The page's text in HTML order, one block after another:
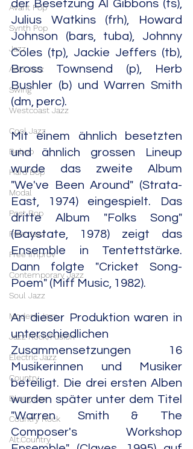
Avant Pop
Synth Pop
Jazz
Acid Jazz
Swing
Westcoast Jazz
Cool Jazz
Bebop
Hard Bop
Modal
Post Bop
Free Jazz
Free Improv
Contemporary Jazz
Soul Jazz
Modern Jazz
Jazz Rock/Fusion
Electric Jazz
Country
Bluegrass
Country Rock
Alt.Country
der Besetzung Al Gibbons (ts),
Julius Watkins (frh), Howard
Johnson (bars, tuba), Johnny
Coles (tp), Jackie Jeffers (tb),
Bross Townsend (p), Herb
Bushler (b) und Warren Smith
(dm, perc).
Mit einem ähnlich besetzten
und ähnlich grossen Lineup
wurde das zweite Album
"We've Been Around" (Strata-
East, 1974) eingespielt. Das
dritte Album "Folks Song"
(Baystate, 1978) zeigt das
Ensemble in Tentettstärke.
Dann folgte "Cricket Song-
Poem" (Miff Music, 1982).
An dieser Produktion waren in
unterschiedlichen
Zusammensetzungen 16
Musikerinnen und Musiker
beteiligt. Die drei ersten Alben
wurden später unter dem Titel
"Warren Smith & The
Composer's Workshop